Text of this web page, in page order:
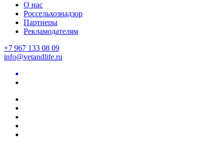
О нас
Россельхознадзор
Партнеры
Рекламодателям
+7 967 133 08 09
info@vetandlife.ru